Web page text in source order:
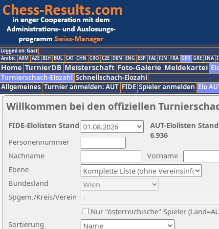
Logged on: Gast
Arabic ARM AZE BIH BUL CAT CHN CRO CZE DEN ENG ESP FAI FIN FRA GER GRE INA
Home TurnierDB Meisterschaft Foto-Galerie Meldekartei
Turnierschach-Elozahl Schnellschach-Elozahl
Allgemeines Turnier anmelden: AUT FIDE Spieler anmelden Elo
Willkommen bei den offiziellen
Nachname
Vorname
Ebene
Sortierung
Personennummer
Bundesland
Spgem./Kreis/Verein
Nur "österreichische" Spieler
AUT-Elolisten
6.936
FIDE-Elolisten Stand